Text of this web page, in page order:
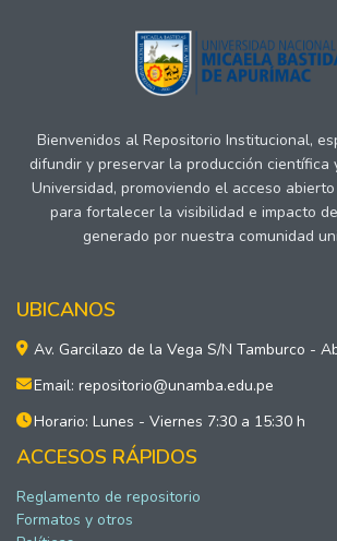
Bienvenidos al Repositorio Institucional,
difundir y preservar la producción científica
Universidad, promoviendo el acceso
para fortalecer la visibilidad e impacto
generado por nuestra comunidad
UBICANOS
Av. Garcilazo de la Vega S/N Tamburco -
Email: repositorio@unamba.edu.pe
Horario: Lunes - Viernes 7:30 a 15:30 h
ACCESOS RÁPIDOS
Reglamento de repositorio
Formatos y otros